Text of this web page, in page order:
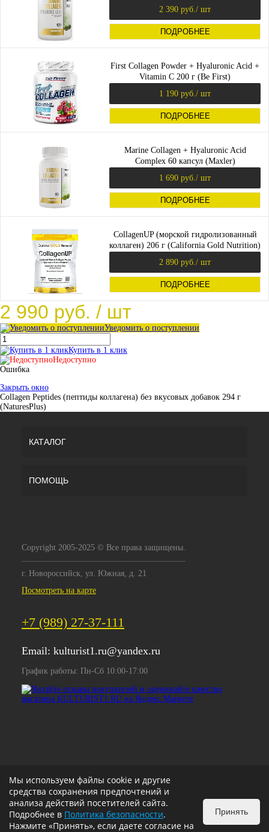
2 390 руб. / шт
ПОДРОБНЕЕ
First Collagen Powder + Hyaluronic Acid +
Vitamin C 200 г (Be First)
1 190 руб. / шт
ПОДРОБНЕЕ
Marine Collagen + Hyaluronic Acid
Complex 60 капсул (Maxler)
1 690 руб. / шт
ПОДРОБНЕЕ
CollagenUP (морской гидролизованный
коллаген) 206 г (California Gold Nutrition)
2 890 руб. / шт
ПОДРОБНЕЕ
2 990 руб. / шт
Уведомить о поступлении
Купить в 1 клик
Недоступно
Ошибка
Закрыть окно
Collagen Peptides (пептиды коллагена) без вкусовых добавок 294 г
(NaturesPlus)
КАТАЛОГ
ПОМОЩЬ
Copyright 2005-2025 © Все права защищены.
г. Новороссийск, ул. Южная, д. 21
Посмотреть на карте
+7 (989) 27-37-111
Email: kulturist1.ru@yandex.ru
График работы: Пн-Сб 10:00-17:00
Мы используем файлы cookie и другие
средства сохранения предпочтений и
анализа действий посетителей сайта.
Подробнее в Политика безопасности.
Нажмите «Принять», если даете согласие на
Принять